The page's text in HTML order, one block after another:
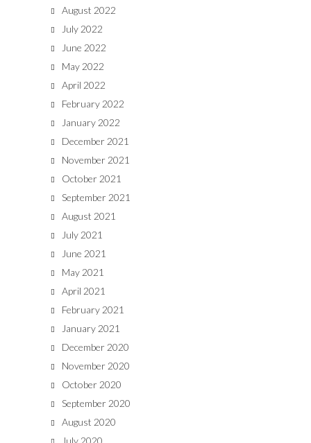
August 2022
July 2022
June 2022
May 2022
April 2022
February 2022
January 2022
December 2021
November 2021
October 2021
September 2021
August 2021
July 2021
June 2021
May 2021
April 2021
February 2021
January 2021
December 2020
November 2020
October 2020
September 2020
August 2020
July 2020